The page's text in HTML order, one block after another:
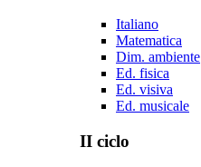
Italiano
Matematica
Dim. ambiente
Ed. fisica
Ed. visiva
Ed. musicale
II ciclo